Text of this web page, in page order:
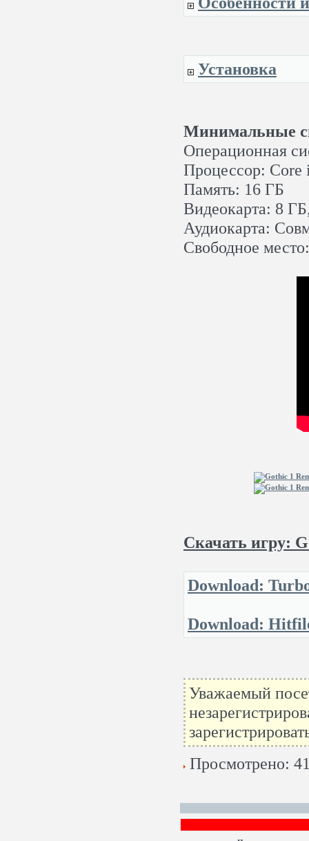
Установка
Минимальные
Операционная
Процессор: Core
Память: 16 ГБ
Видеокарта: 8
Аудиокарта:
Свободное
Скачать игру:
Download:
Download:
Уважаемый
Просмотрено: